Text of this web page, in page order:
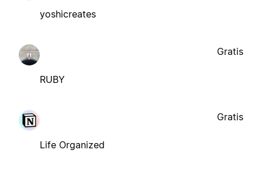
yoshicreates
RUBY
Gratis
Life Organized
Gratis